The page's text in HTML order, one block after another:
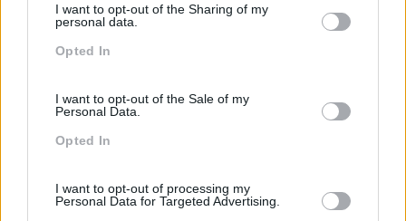
not limited to your visit or usage behaviour. You may click to
grant or deny consent to Google and its third-party tags to
use your data for below specified purposes in below Google
I want to opt-out of the Sharing of my
personal data.
Opted In
I want to opt-out of the Sale of my
Personal Data.
Opted In
I want to opt-out of processing my
Personal Data for Targeted Advertising.
LEIA MAIS